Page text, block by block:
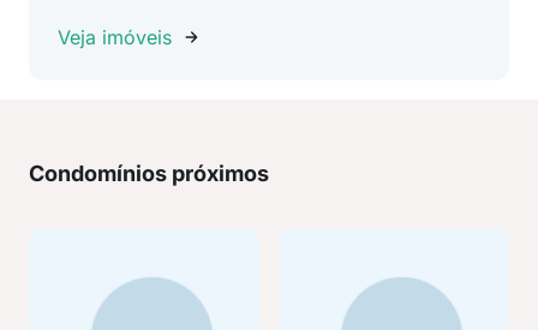
Veja imóveis
Condomínios próximos